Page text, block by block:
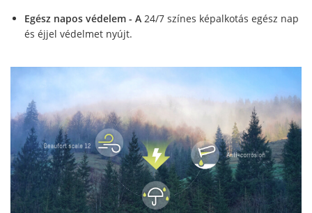
Egész napos védelem - A 24/7 színes képalkotás egész nap
és éjjel védelmet nyújt.